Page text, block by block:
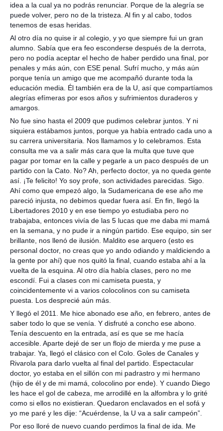
idea a la cual ya no podrás renunciar. Porque de la alegría se
puede volver, pero no de la tristeza. Al fin y al cabo, todos
tenemos de esas heridas.
Al otro día no quise ir al colegio, y yo que siempre fui un gran
alumno. Sabía que era feo esconderse después de la derrota,
pero no podía aceptar el hecho de haber perdido una final, por
penales y más aún, con ESE penal. Sufrí mucho, y más aún
porque tenía un amigo que me acompañó durante toda la
educación media. Él también era de la U, así que compartíamos
alegrías efímeras por esos años y sufrimientos duraderos y
amargos.
No fue sino hasta el 2009 que pudimos celebrar juntos. Y ni
siquiera estábamos juntos, porque ya había entrado cada uno a
su carrera universitaria. Nos llamamos y lo celebramos. Esta
consulta me va a salir más cara que la multa que tuve que
pagar por tomar en la calle y pegarle a un paco después de un
partido con la Cato. No? Ah, perfecto doctor, ya no queda gente
así. ¡Te felicito! Yo soy profe, son actividades parecidas. Sigo.
Ahí como que empezó algo, la Sudamericana de ese año me
pareció injusta, no debimos quedar fuera así. En fin, llegó la
Libertadores 2010 y en ese tiempo yo estudiaba pero no
trabajaba, entonces vivía de las 5 lucas que me daba mi mamá
en la semana, y no pude ir a ningún partido. Ese equipo, sin ser
brillante, nos llenó de ilusión. Maldito ese arquero (esto es
personal doctor, no creas que yo ando odiando y maldiciendo a
la gente por ahí) que nos quitó la final, cuando estaba ahí a la
vuelta de la esquina. Al otro día había clases, pero no me
escondí. Fui a clases con mi camiseta puesta, y
coincidentemente vi a varios colocolinos con su camiseta
puesta. Los desprecié aún más.
Y llegó el 2011. Me hice abonado ese año, en febrero, antes de
saber todo lo que se venía. Y disfruté a concho ese abono.
Tenía descuento en la entrada, así es que se me hacía
accesible. Aparte dejé de ser un flojo de mierda y me puse a
trabajar. Ya, llegó el clásico con el Colo. Goles de Canales y
Rivarola para darlo vuelta al final del partido. Espectacular
doctor, yo estaba en el sillón con mi padrastro y mi hermano
(hijo de él y de mi mamá, colocolino por ende). Y cuando Diego
les hace el gol de cabeza, me arrodillé en la alfombra y lo grité
como si ellos no existieran. Quedaron enclavados en el sofá y
yo me paré y les dije: “Acuérdense, la U va a salir campeón”.
Por eso lloré de nuevo cuando perdimos la final de ida. Me